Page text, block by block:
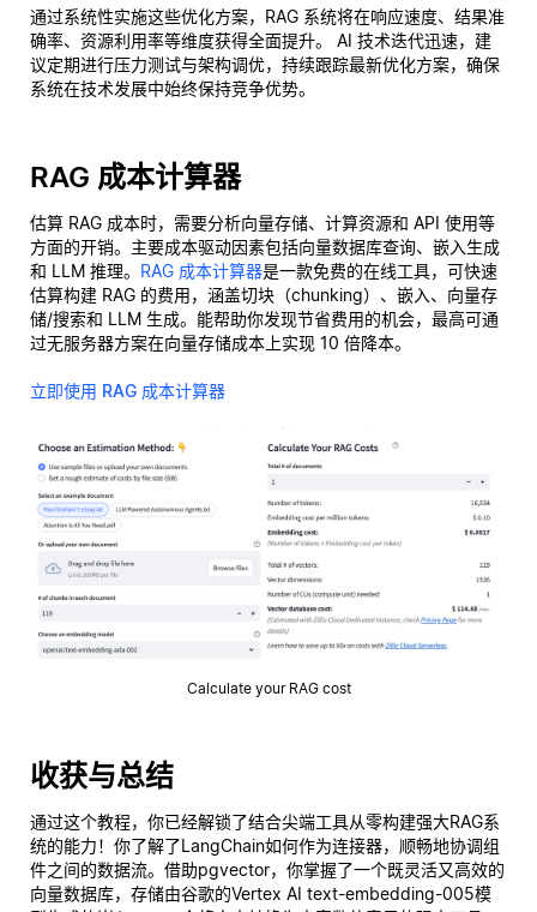
通过系统性实施这些优化方案，RAG 系统将在响应速度、结果准
确率、资源利用率等维度获得全面提升。 AI 技术迭代迅速，建
议定期进行压力测试与架构调优，持续跟踪最新优化方案，确保
系统在技术发展中始终保持竞争优势。
RAG 成本计算器
估算 RAG 成本时，需要分析向量存储、计算资源和 API 使用等
方面的开销。主要成本驱动因素包括向量数据库查询、嵌入生成
和 LLM 推理。 RAG 成本计算器是一款免费的在线工具，可快速
估算构建 RAG 的费用，涵盖切块（chunking）、嵌入、向量存
储/搜索和 LLM 生成。能帮助你发现节省费用的机会，最高可通
过无服务器方案在向量存储成本上实现 10 倍降本。
立即使用 RAG 成本计算器
Calculate your RAG cost
收获与总结
通过这个教程，你已经解锁了结合尖端工具从零构建强大RAG系
统的能力！你了解了LangChain如何作为连接器，顺畅地协调组
件之间的数据流。借助pgvector，你掌握了一个既灵活又高效的
向量数据库，存储由谷歌的Vertex AI text-embedding-005模